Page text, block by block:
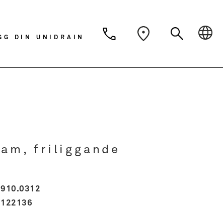
DIN UNIDRAIN
Nederlands
friliggande